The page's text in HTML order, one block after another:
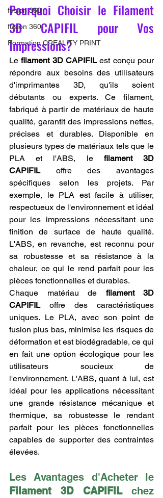
fusion 360
fusion 360
Formation CREALITY PRINT
Pourquoi Choisir le Filament
3D CAPIFIL pour Vos
Impressions?
Le filament 3D CAPIFIL est conçu pour
répondre aux besoins des utilisateurs
d'imprimantes 3D, qu'ils soient
débutants ou experts. Ce filament,
fabriqué à partir de matériaux de haute
qualité, garantit des impressions nettes,
précises et durables. Disponible en
plusieurs types de matériaux tels que le
PLA et l'ABS, le filament 3D
CAPIFIL offre des avantages
spécifiques selon les projets. Par
exemple, le PLA est facile à utiliser,
respectueux de l'environnement et idéal
pour les impressions nécessitant une
finition de surface de haute qualité.
L'ABS, en revanche, est reconnu pour
sa robustesse et sa résistance à la
chaleur, ce qui le rend parfait pour les
pièces fonctionnelles et durables.
Chaque matériau de filament 3D
CAPIFIL offre des caractéristiques
uniques. Le PLA, avec son point de
fusion plus bas, minimise les risques de
déformation et est biodégradable, ce qui
en fait une option écologique pour les
utilisateurs soucieux de
l'environnement. L'ABS, quant à lui, est
idéal pour les applications nécessitant
une grande résistance mécanique et
thermique, sa robustesse le rendant
parfait pour les pièces fonctionnelles
capables de supporter des contraintes
élevées.
Filament 3D CAPIFIL chez